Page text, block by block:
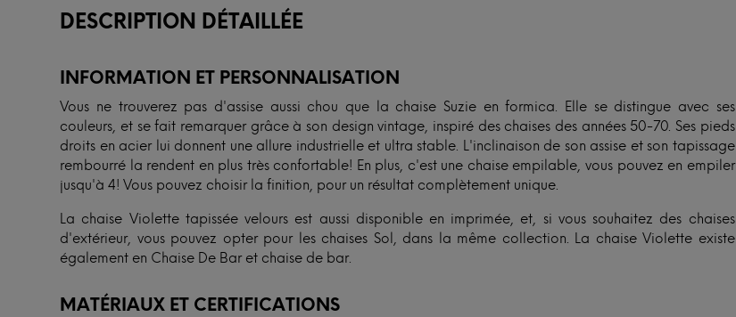
DESCRIPTION DÉTAILLÉE
INFORMATION ET PERSONNALISATION
Vous ne trouverez pas d'assise aussi chou que la chaise Suzie en formica. Elle se distingue avec ses
couleurs, et se fait remarquer grâce à son design vintage, inspiré des chaises des années 50-70. Ses pieds
droits en acier lui donnent une allure industrielle et ultra stable. L'inclinaison de son assise et son tapissage
rembourré la rendent en plus très confortable! En plus, c'est une chaise empilable, vous pouvez en empiler
jusqu'à 4! Vous pouvez choisir la finition, pour un résultat complètement unique.
La chaise Violette tapissée velours est aussi disponible en imprimée, et, si vous souhaitez des chaises
d'extérieur, vous pouvez opter pour les chaises Sol, dans la même collection. La chaise Violette existe
également en Chaise De Bar et chaise de bar.
MATÉRIAUX ET CERTIFICATIONS